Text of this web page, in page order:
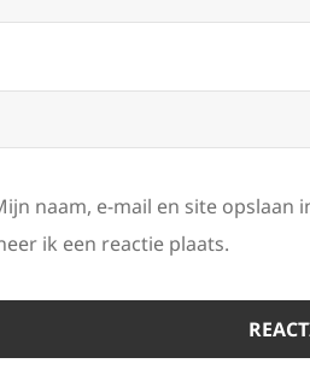
naam, e-mail en site opslaan
ik een reactie plaats.